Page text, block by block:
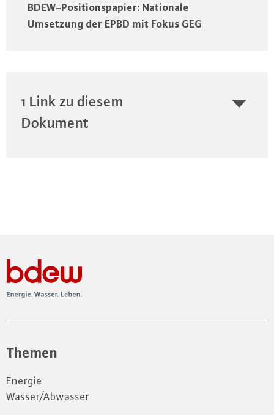
BDEW-Positionspapier: Nationale
Umsetzung der EPBD mit Fokus GEG
1 Link zu diesem
Dokument
Themen
Energie
Wasser/Abwasser